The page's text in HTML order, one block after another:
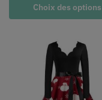
Choix des options